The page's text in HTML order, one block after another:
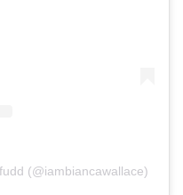
(@iambiancawallace)